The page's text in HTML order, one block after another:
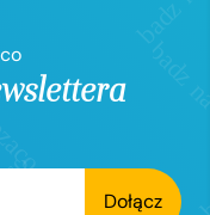
Dołącz